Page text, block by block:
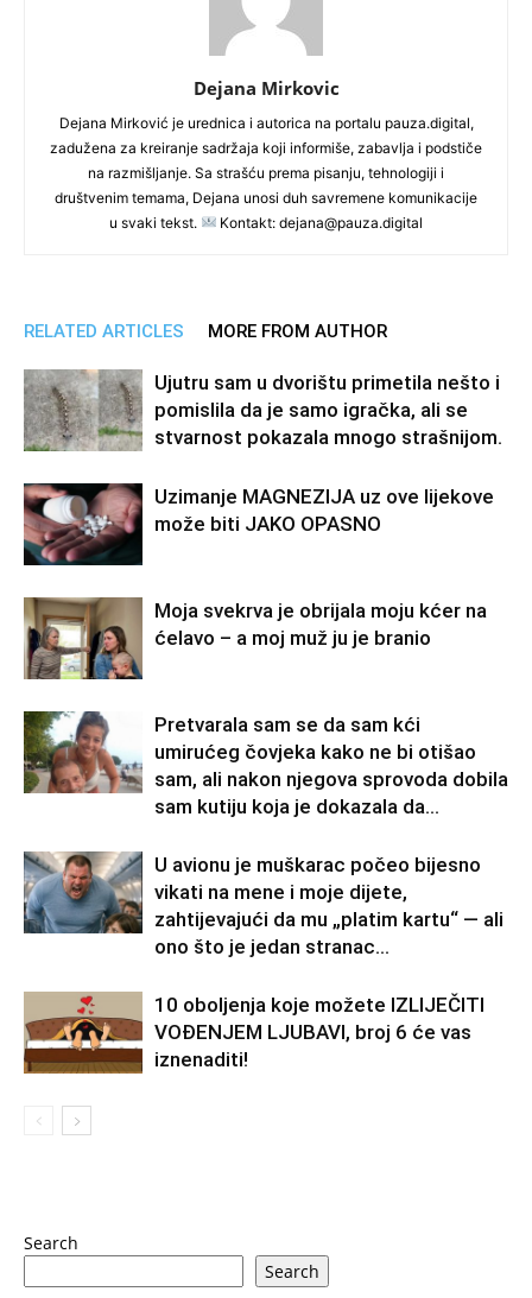
Dejana Mirkovic
Dejana Mirković je urednica i autorica na portalu pauza.digital,
zadužena za kreiranje sadržaja koji informiše, zabavlja i podstiče
na razmišljanje. Sa strašću prema pisanju, tehnologiji i
društvenim temama, Dejana unosi duh savremene komunikacije
u svaki tekst.
Kontakt: dejana@pauza.digital
RELATED ARTICLES MORE FROM AUTHOR
Ujutru sam u dvorištu primetila nešto i
pomislila da je samo igračka, ali se
stvarnost pokazala mnogo strašnijom.
Uzimanje MAGNEZIJA uz ove lijekove
može biti JAKO OPASNO
Moja svekrva je obrijala moju kćer na
ćelavo – a moj muž ju je branio
Pretvarala sam se da sam kći
umirućeg čovjeka kako ne bi otišao
sam, ali nakon njegova sprovoda dobila
sam kutiju koja je dokazala da...
U avionu je muškarac počeo bijesno
vikati na mene i moje dijete,
zahtijevajući da mu „platim kartu“ — ali
ono što je jedan stranac...
10 oboljenja koje možete IZLIJEČITI
VOĐENJEM LJUBAVI, broj 6 će vas
iznenaditi!
Search
Search